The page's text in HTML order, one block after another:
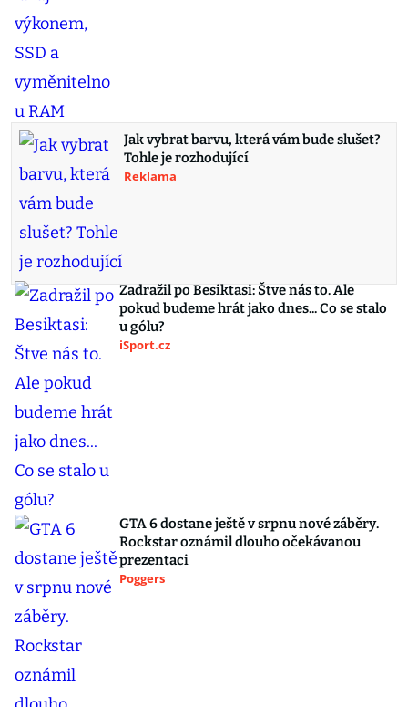
Jak vybrat barvu, která vám bude slušet?
Tohle je rozhodující
Reklama
Zadražil po Besiktasi: Štve nás to. Ale
pokud budeme hrát jako dnes... Co se stalo
u gólu?
iSport.cz
GTA 6 dostane ještě v srpnu nové záběry.
Rockstar oznámil dlouho očekávanou
prezentaci
Poggers